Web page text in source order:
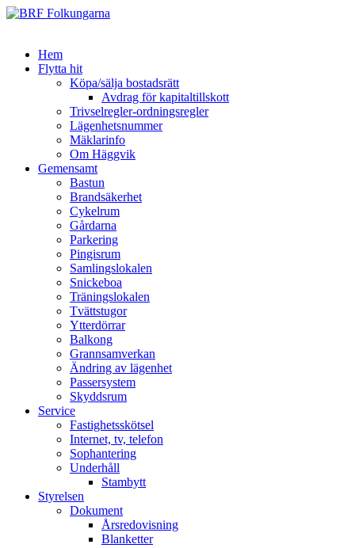
Hem
Flytta hit
Köpa/sälja bostadsrätt
Avdrag för kapitaltillskott
Trivselregler-ordningsregler
Lägenhetsnummer
Mäklarinfo
Om Häggvik
Gemensamt
Bastun
Brandsäkerhet
Cykelrum
Gårdarna
Parkering
Pingisrum
Samlingslokalen
Snickeboa
Träningslokalen
Tvättstugor
Ytterdörrar
Balkong
Grannsamverkan
Ändring av lägenhet
Passersystem
Skyddsrum
Service
Fastighetsskötsel
Internet, tv, telefon
Sophantering
Underhåll
Stambytt
Styrelsen
Dokument
Årsredovisning
Blanketter